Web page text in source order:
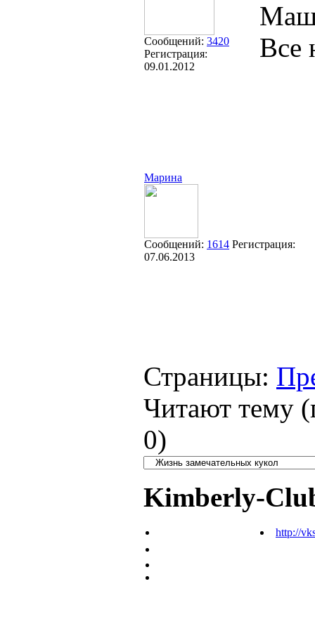
Сообщений: 3420
Регистрация:
09.01.2012
Все
Марина
Сообщений: 1614 Регистрация:
07.06.2013
Страницы:
Читают тему
0)
Kimberly-
http://